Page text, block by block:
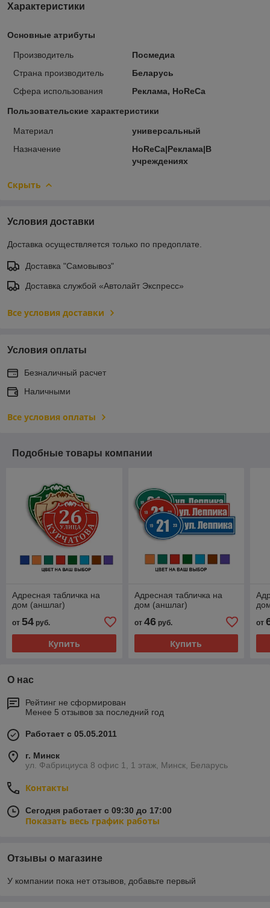
Характеристики
Основные атрибуты
Производитель
Посмедиа
Страна производитель
Беларусь
Сфера использования
Реклама, HoReCa
Пользовательские характеристики
Материал
универсальный
Назначение
HoReCa|Реклама|В
учреждениях
Скрыть
Условия доставки
Доставка осуществляется только по предоплате.
Доставка "Самовывоз"
Доставка службой «Автолайт Экспресс»
Все условия доставки
Условия оплаты
Безналичный расчет
Наличными
Все условия оплаты
Подобные товары компании
Адресная табличка на
дом (аншлаг)
от 54 руб.
Купить
Адресная табличка на
дом (аншлаг)
от 46руб.
Купить
от
О нас
Рейтинг не сформирован
Менее 5 отзывов за последний год
Работает с 05.05.2011
г. Минск
ул. Фабрициуса 8 офис 1, 1 этаж, Минск, Беларусь
Контакты
Сегодня работает с 09:30 до 17:00
Показать весь график работы
Отзывы о магазине
У компании пока нет отзывов, добавьте первый